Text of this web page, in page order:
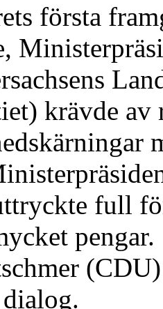
första
krävde av
full